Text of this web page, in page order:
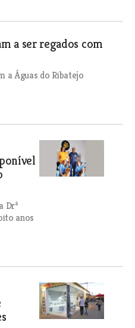
a ser regados com
a Águas do Ribatejo
Drª
anos